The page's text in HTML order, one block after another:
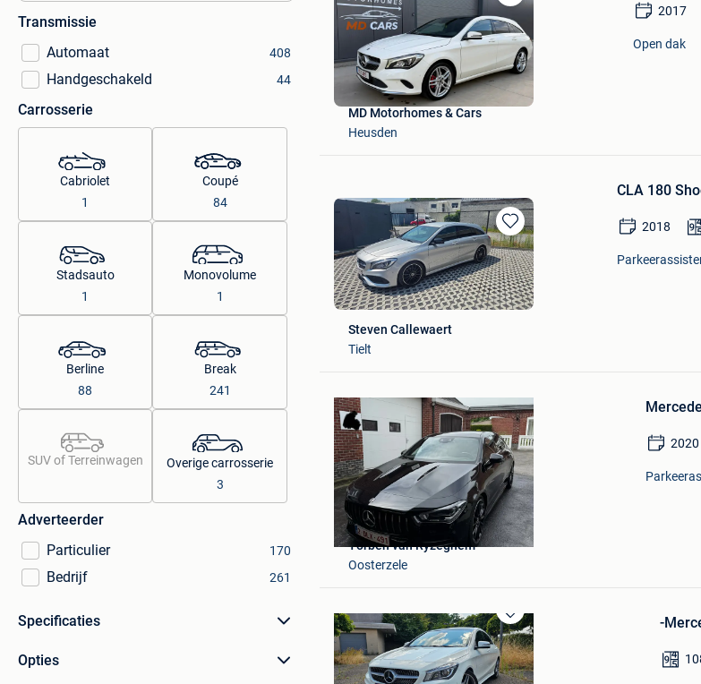
Transmissie
Automaat
408
Handgeschakeld 44
Carrosserie
Cabriolet
1
Coupé
84
Stadsauto
1
Monovolume
1
Berline
88
Break
241
SUV of Terreinwagen
Overige carrosserie
3
Adverteerder
Particulier
170
Bedrijf 261
Specificaties
Opties
Bewaren
in
Mijn
Favorieten
2017
Open dak
MD Motorhomes & Cars
Heusden
Bewaren
in
Mijn
Favorieten
CLA 180
2018
Steven Callewaert
Tielt
Mijn
Favorieten
2020
Yorben van Ryzeghem
Oosterzele
Bewaren
in
Mijn
Favorieten
-